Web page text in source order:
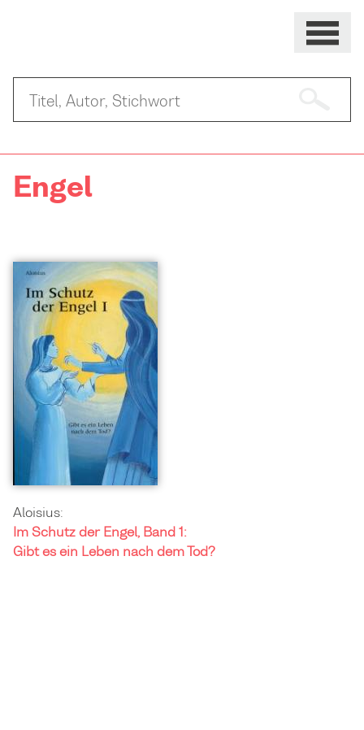
Engel
Aloisius:
Im Schutz der Engel, Band 1:
Gibt es ein Leben nach dem Tod?